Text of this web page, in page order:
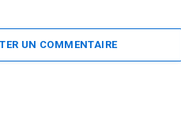
UN COMMENTAIRE